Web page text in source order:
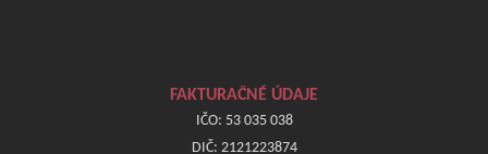
FAKTURAČNÉ ÚDAJE
IČO: 53 035 038
DIČ: 2121223874